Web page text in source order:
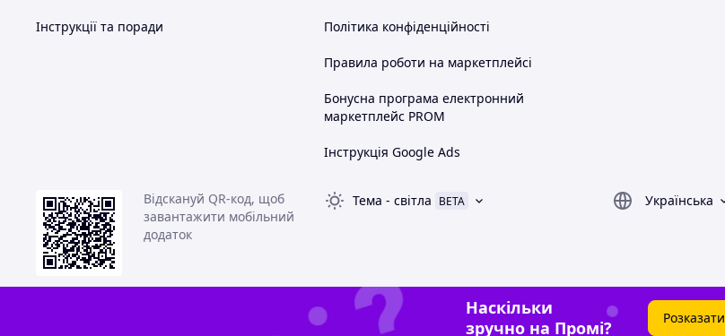
Інструкції та поради Політика конфіденційності
Правила роботи на маркетплейсі
Бонусна програма електронний
маркетплейс PROM
Інструкція Google Ads
Відскануй QR-код, щоб
завантажити мобільний
додаток
Тема - світла BETA
Українська
Наскільки
зручно на Промі?
Розказати